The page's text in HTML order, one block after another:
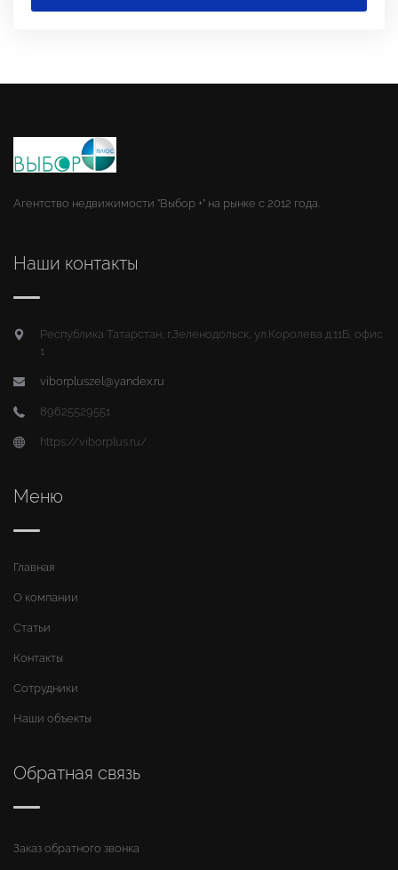
Агентство недвижимости "Выбор +" на рынке с 2012 года.
Наши контакты
Республика Татарстан, г.Зеленодольск, ул.Королева д.11Б, офис
1
viborpluszel@yandex.ru
89625529551
https://viborplus.ru/
Меню
Главная
О компании
Статьи
Контакты
Сотрудники
Наши объекты
Обратная связь
Заказ обратного звонка